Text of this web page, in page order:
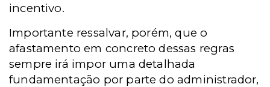
incentivo.
Importante ressalvar, porém, que o
afastamento em concreto dessas regras
sempre irá impor uma detalhada
fundamentação por parte do administrador,